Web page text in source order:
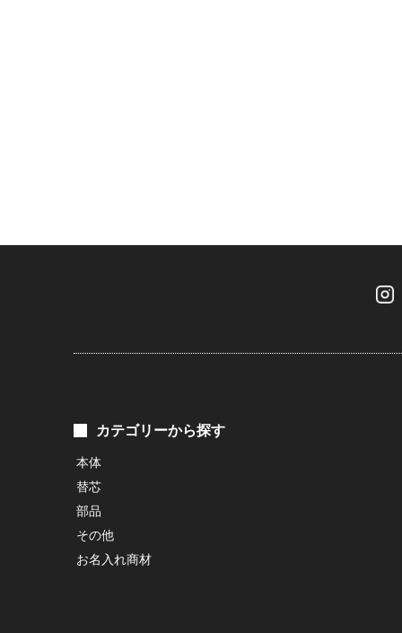
カテゴリーから探す
本体
替芯
部品
その他
お名入れ商材